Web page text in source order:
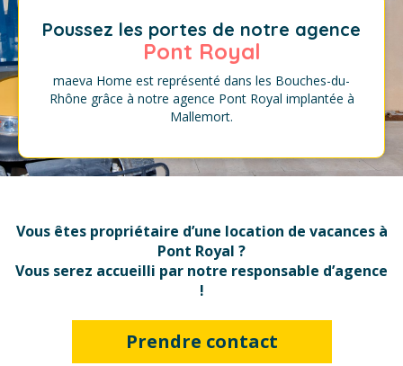
Poussez les portes de notre agence
Pont Royal
maeva Home est représenté dans les Bouches-du-
Rhône grâce à notre agence Pont Royal implantée à
Mallemort.
Vous êtes propriétaire d’une location de vacances à
Pont Royal ?
Vous serez accueilli par notre responsable d’agence
!
Prendre contact